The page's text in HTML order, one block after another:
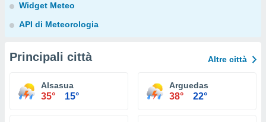
Widget Meteo
API di Meteorologia
Principali città Altre città
Alsasua
35° 15°
Arguedas
38° 22°